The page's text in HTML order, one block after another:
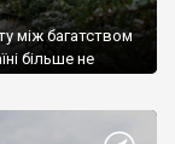
між багатством
більше не